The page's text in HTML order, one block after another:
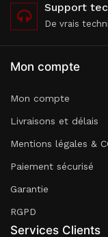
Support
De vrais
Mon compte
Mon compte
Livraisons et délais
Mentions légales &
Paiement sécurisé
Garantie
RGPD
Services Clients